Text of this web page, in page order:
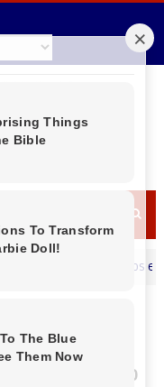
cursos e oficinas
vagas de trabalho
de trabalho